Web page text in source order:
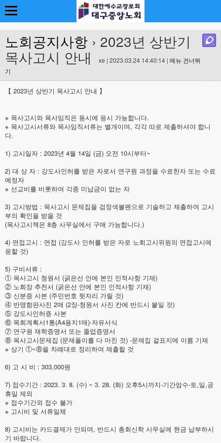
노회공지사항 › 2023년 상반기
목사고시 안내
xe | 2023.03.24 14:40:14 | 메뉴 건너뛰
기
【 2023년 상반기 목사고시 안내 】
※ 목사고시와 목사임직은 동시에 응시 가능합니다.
※ 목사고시서류와 목사임직서류는 별개이며, 각각 따로 제출하셔야 합니
다.
1) 고시일자 : 2023년 4월 14일 (금) 오전 10시부터~
2) 대 상 자 : 강도사인허를 받은 자로서 연구원 과정을 수료한자 또는 수료
예정자
※ 선교비를 비롯하여 각종 미납금이 없는 자
3) 고시방법 : 목사고시 문제집을 검정색볼펜으로 기술하고 제출하여 고시
부의 확인을 받을 것
(목사고시책은 8층 사무실에서 구매 가능합니다.)
4) 면접고시 : 면접 (강도사 인허를 받은 자로 노회고시위원의 면접고시에
응할 것)
5) 구비서류 :
① 목사고시 청원서 (굵은선 안에 본인 인적사항 기재)
② 노회장 추천서 (굵은선 안에 본인 인적사항 기재)
③ 신분증 사본 (주민번호 뒷자리 가릴 것)
④ 반명함판사진 2매 (2장-청원서 사진 칸에 반드시 붙일 것)
⑤ 강도사인허증 사본
⑥ 목회계획서1통(A4용지1매)-자유서식
⑦ 연구원 재학증명서 또는 졸업증명서
⑧ 목사고시문제집 (문제풀이를 다 마친 것) -문제집 겉표지에 이름 기재
※ 상기 ①~⑧을 차례대로 정리하여 제출할 것
6) 고 시 비 : 303,000원
7) 접수기간 : 2023. 3. 8. (수) ~ 3. 28. (화) 오후5시까지-기간엄수-토,일,공
휴일 제외
※ 접수기간외 접수 불가
※ 고시비 및 서류일체
8) 고시비는 카드결제가 안되며, 반드시 총회신학 사무실에 현금 납부하시
기 바랍니다.